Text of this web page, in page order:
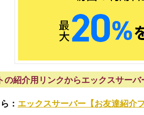
の紹介用リンクからエックスサー
： エックスサーバー【お友達紹介